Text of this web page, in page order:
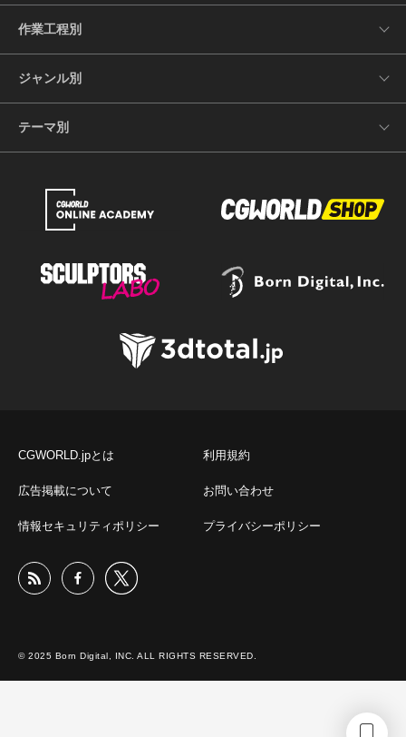
作業工程別
ジャンル別
テーマ別
CGWORLD.jpとは 利用規約
広告掲載について お問い合わせ
情報セキュリティポリシー プライバシーポリシー
© 2025 Born Digital, INC. ALL RIGHTS RESERVED.